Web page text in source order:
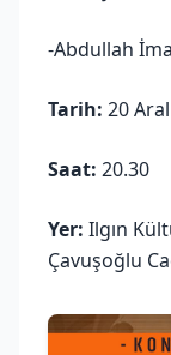
-Abdullah
Tarih: 20
Saat: 20.30
Yer: Ilgın
Çavuşoğlu